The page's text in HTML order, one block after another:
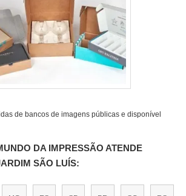
de bancos de imagens públicas e disponível
DA IMPRESSÃO ATENDE
SÃO LUÍS: